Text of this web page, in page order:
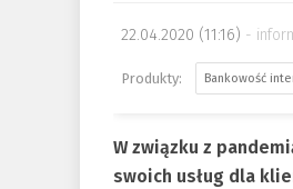
22.04.2020 (11:16)
Bankowość
W związku z
swoich usług dla